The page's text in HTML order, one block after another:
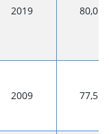
2019 80,0
2009 77,5